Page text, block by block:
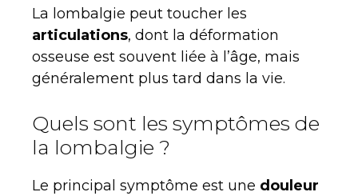
La lombalgie peut toucher les
articulations, dont la déformation
osseuse est souvent liée à l’âge, mais
généralement plus tard dans la vie.
Quels sont les symptômes de
la lombalgie ?
Le principal symptôme est une douleur